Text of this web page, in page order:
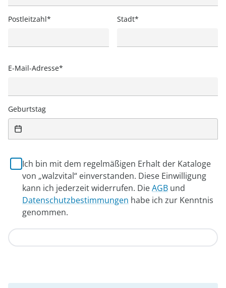
Postleitzahl Stadt
E-Mail-Adresse
Geburtstag
Ich bin mit dem regelmäßigen Erhalt der Kataloge
von „walzvital“ einverstanden. Diese Einwilligung
kann ich jederzeit widerrufen. DieAGB und
Datenschutzbestimmungen habe ich zur Kenntnis
genommen.